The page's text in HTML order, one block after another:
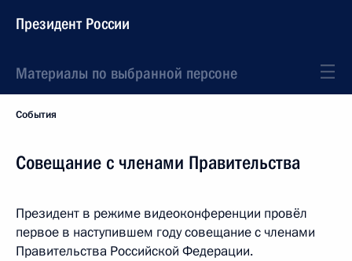
Президент России
Материалы по выбранной персоне
События
Совещание с членами Правительства
Президент в режиме видеоконференции провёл
первое в наступившем году совещание с членами
Правительства Российской Федерации.